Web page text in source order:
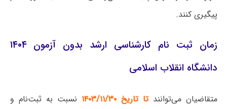
پیگیری کنند.
زمان ثبت نام کارشناسی ارشد بدون آزمون ۱۴۰۴
دانشگاه انقلاب اسلامی
متقاضیان می‌توانند تا تاریخ ۱۴۰۳/۱۱/۳۰ نسبت به ثبت‌نام و